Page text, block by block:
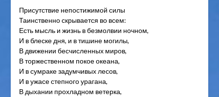
Присутствие непостижимой силы
Таинственно скрывается во всем:
Есть мысль и жизнь в безмолвии ночном,
И в блеске дня, и в тишине могилы,
В движении бесчисленных миров,
В торжественном покое океана,
И в сумраке задумчивых лесов,
И в ужасе степного урагана,
В дыхании прохладном ветерка,